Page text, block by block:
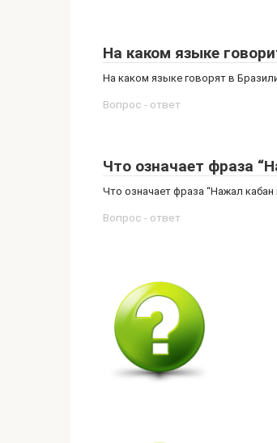
На каком языке
На каком языке говорят в
Вопрос - ответ
Что означает фраза
Что означает фраза “Нажал кабан
Вопрос - ответ